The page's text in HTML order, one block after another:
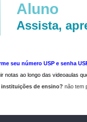
Aluno
Assista,
seu número USP e senha
notas ao longo das videoaulas
de ensino? não tem